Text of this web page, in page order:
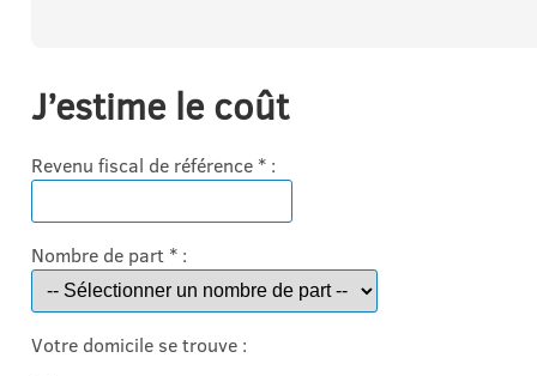
J’estime le coût
Revenu fiscal de référence * :
Nombre de part * :
Votre domicile se trouve :